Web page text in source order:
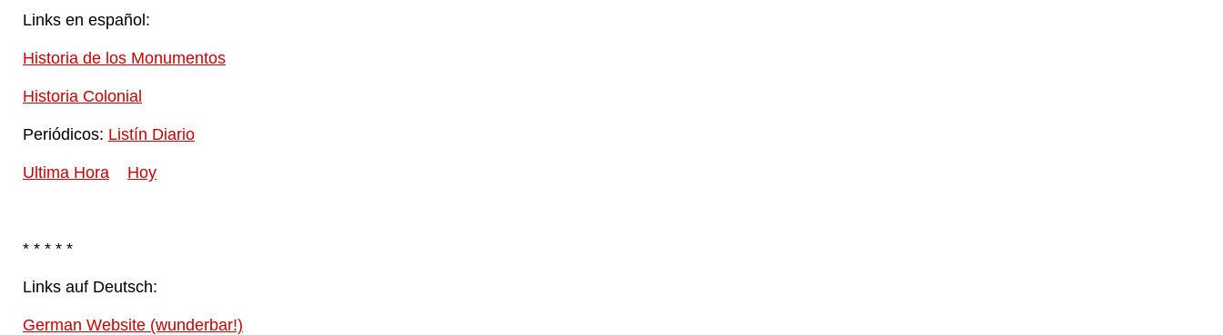
Links en español:
Historia de los Monumentos
Historia Colonial
Periódicos: Listín Diario
Ultima Hora Hoy
* * * * *
Links auf Deutsch:
German Website (wunderbar!)